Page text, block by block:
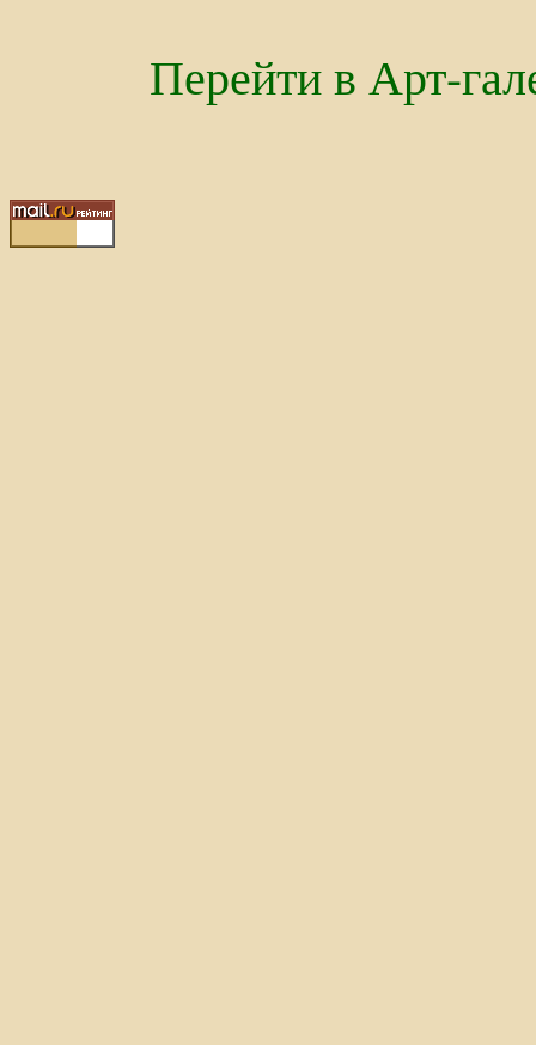
Перейти в Арт-